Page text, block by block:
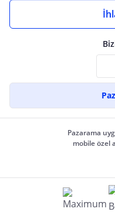
Pazarama
mobile özel